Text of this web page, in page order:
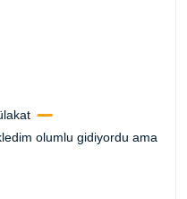
olumlu gidiyordu ama